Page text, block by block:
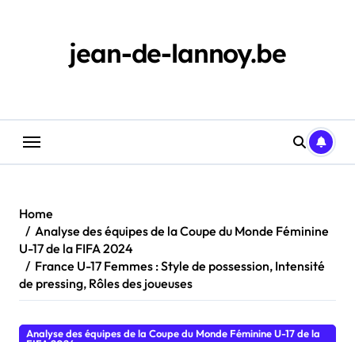
jean-de-lannoy.be
Home
Analyse des équipes de la Coupe du Monde Féminine
U-17 de la FIFA 2024
France U-17 Femmes : Style de possession, Intensité
de pressing, Rôles des joueuses
Analyse des équipes de la Coupe du Monde Féminine U-17 de la